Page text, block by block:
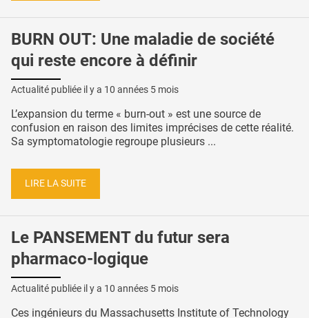
BURN OUT: Une maladie de société
qui reste encore à définir
Actualité publiée il y a 10 années 5 mois
L’expansion du terme « burn-out » est une source de
confusion en raison des limites imprécises de cette réalité.
Sa symptomatologie regroupe plusieurs ...
LIRE LA SUITE
Le PANSEMENT du futur sera
pharmaco-logique
Actualité publiée il y a 10 années 5 mois
Ces ingénieurs du Massachusetts Institute of Technology